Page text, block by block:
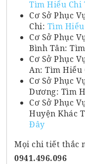
Tìm Hiểu Chi
Cơ Sở Phục
Chi: Tìm
Cơ Sở Phục
Bình Tân:
Cơ Sở Phục
An: Tìm Hiểu
Cơ Sở Phục
Dương: Tìm
Cơ Sở Phục
Huyện Khác
Đây
Mọi chi tiết thắc
0941.496.096